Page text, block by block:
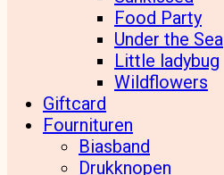
Food Party
Under the Sea
Little ladybug
Wildflowers
Giftcard
Fournituren
Biasband
Drukknopen